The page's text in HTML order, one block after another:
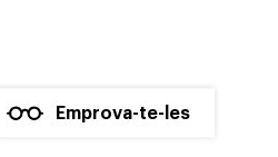
Emprova-te-les